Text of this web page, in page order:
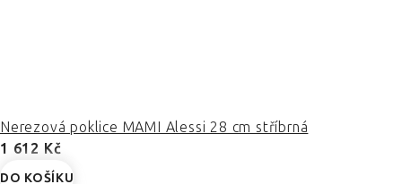
Nerezová poklice MAMI Alessi 28 cm stříbrná
1 612 Kč
DO KOŠÍKU